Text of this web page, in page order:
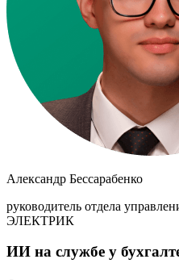
Александр Бессарабенко
руководитель отдела
ЭЛЕКТРИК
ИИ на службе у